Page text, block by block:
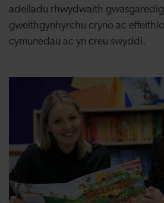
adeiladu rhwydwaith
gweithgynhyrchu cryno ac
cymunedau ac yn creu swyddi.